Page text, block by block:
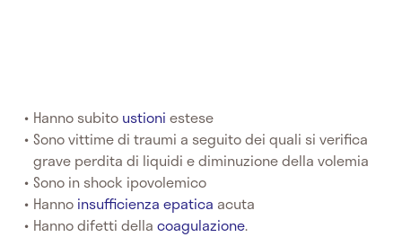
Hanno subito ustioniestese
Sono vittime di traumi a seguito dei quali si verifica
grave perdita di liquidi e diminuzione della volemia
Sono in shock ipovolemico
Hanno insufficienza epatica acuta
Hanno difetti dellacoagulazione.